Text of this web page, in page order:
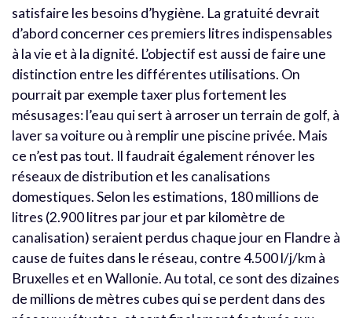
satisfaire les besoins d’hygiène. La gratuité devrait
d’abord concerner ces premiers litres indispensables
à la vie et à la dignité. L’objectif est aussi de faire une
distinction entre les différentes utilisations. On
pourrait par exemple taxer plus fortement les
mésusages: l’eau qui sert à arroser un terrain de golf, à
laver sa voiture ou à remplir une piscine privée. Mais
ce n’est pas tout. Il faudrait également rénover les
réseaux de distribution et les canalisations
domestiques. Selon les estimations, 180 millions de
litres (2.900 litres par jour et par kilomètre de
canalisation) seraient perdus chaque jour en Flandre à
cause de fuites dans le réseau, contre 4.500 l/j/km à
Bruxelles et en Wallonie. Au total, ce sont des dizaines
de millions de mètres cubes qui se perdent dans des